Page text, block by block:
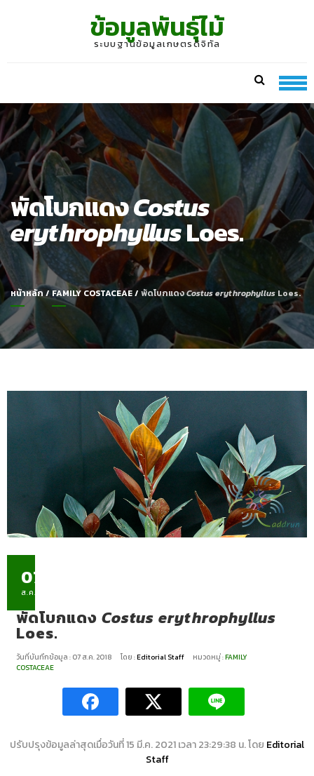
ข้อมูลพันธุ์ไม้
ระบบฐานข้อมูลเกษตรดิจิทัล
พัดโบกแดงCostus
erythrophyllusLoes.
หน้าหลัก/FAMILY COSTACEAE/ พัดโบกแดงCostus erythrophyllus Loes.
07
ส.ค.
พัดโบกแดง Costus erythrophyllus
Loes.
วันที่บันทึกข้อมูล : 07 ส.ค. 2018 โดย :Editorial Staff หมวดหมู่ :FAMILY
COSTACEAE
ปรับปรุงข้อมูลล่าสุดเมื่อวันที่ 15 มี.ค. 2021 เวลา 23:29:38 น. โดย Editorial
Staff